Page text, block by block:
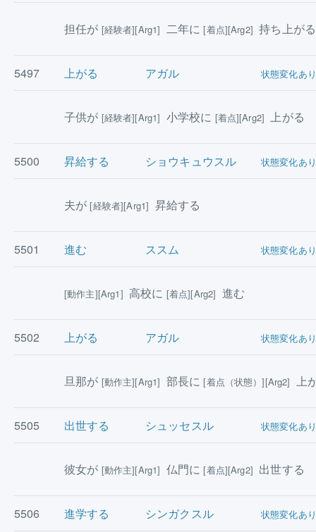
担任が [経験者][Arg1] 二年に[着点][Arg2] 持ち上が
5497 上がる アガル 状態変化あり
子供が [経験者][Arg1] 小学校に [着点][Arg2] 上がる
5500 昇給する ショウキュウスル 状態変化あり
夫が[経験者][Arg1] 昇給する
5501 進む ススム 状態変化あり
[動作主][Arg1] 高校に [着点][Arg2] 進む
5502 上がる アガル 状態変化あり
旦那が [動作主][Arg1] 部長に[着点（状態）][Arg2] 上
5505 出世する シュッセスル 状態変化あり
彼女が [動作主][Arg1] 仏門に[着点][Arg2] 出世する
5506 進学する シンガクスル 状態変化あり